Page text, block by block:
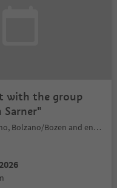
with the group
Sarner"
Sarntal/Sarentino, Bolzano/Bozen and environs